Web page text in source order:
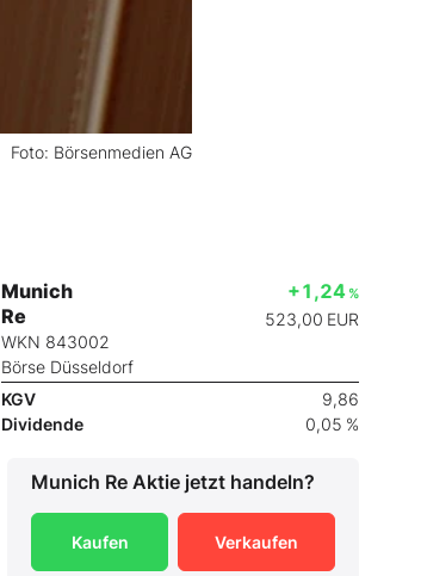
Foto: Börsenmedien AG
Munich
Re
WKN 843002
Börse Düsseldorf
+1,24 %
523,00 EUR
KGV
9,86
Dividende
0,05 %
Munich Re Aktie jetzt handeln?
Kaufen Verkaufen